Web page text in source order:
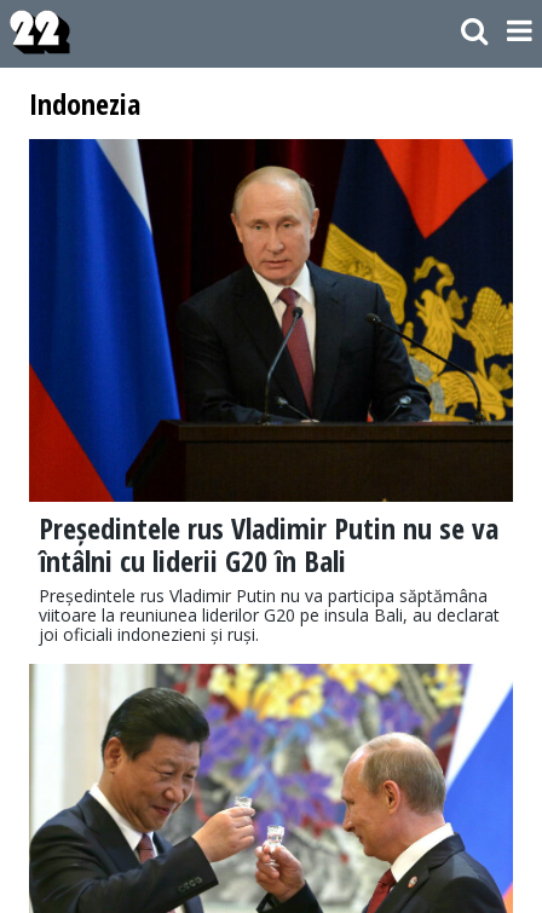
Indonezia
Președintele rus Vladimir Putin nu se va
întâlni cu liderii G20 în Bali
Președintele rus Vladimir Putin nu va participa săptămâna
viitoare la reuniunea liderilor G20 pe insula Bali, au declarat
joi oficiali indonezieni și ruși.